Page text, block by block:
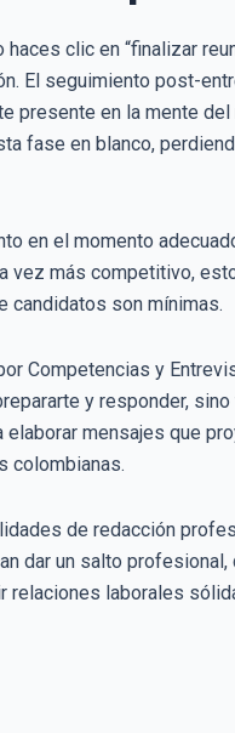
clic en “finalizar
El seguimiento post-
presente en la mente
fase en blanco,
en el momento
vez más competitivo,
candidatos son mínimas.
Competencias y
y responder,
mensajes que
colombianas.
de redacción
dar un salto
relaciones laborales